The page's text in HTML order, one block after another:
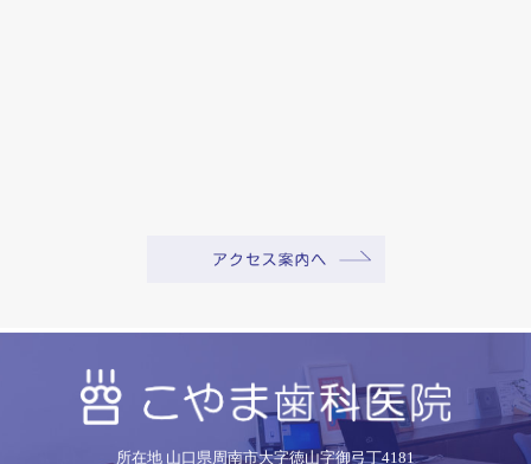
所在地 山口県周南市大字徳山字御弓丁4181